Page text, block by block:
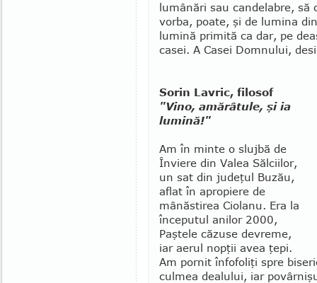
lumânări sau can­delabre, să
vorba, poate, şi de lumina
lumină primită ca dar, pe
casei. A Casei Dom­nului,
Sorin Lavric, filosof
"Vino, amărâtule, şi ia
lumină!"
Am în minte o slujbă de
Înviere din Valea Sălciilor,
un sat din judeţul Buzău,
aflat în apro­piere de
mânăstirea Ciolanu. Era la
începutul anilor 2000,
Paştele căzuse de­vreme,
iar aerul nopţii avea ţepi.
Am pornit înfofoliţi spre
culmea dealului, iar